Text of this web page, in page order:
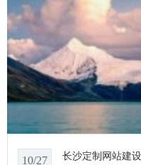
10/27
长沙定制网站建